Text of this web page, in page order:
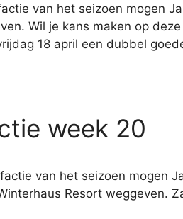
van het seizoen mogen
Wil je kans maken op
18 april een dubbel
week 20
van het seizoen mogen
Resort weggeven.